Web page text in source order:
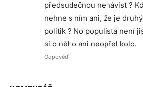
předsudečnou nenávist ?
nehne s ním ani, že je
politik ? No populista není
si o něho ani neopřel kolo.
Odpověď